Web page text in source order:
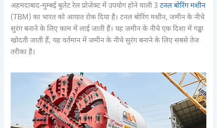
अहमदाबाद-मुम्बई बुलेट रेल प्रोजेक्ट में उपयोग होने वाली 3टनल बोरिंग मशीन
(TBM) का भारत को आयात रोक दिया है। टनल बोरिंग मशीन, जमीन के नीचे
सुरंग बनाने के लिए काम में लाई जाती हैं। यह जमीन के नीचे एक दिशा में गड्ढा
खोदती जाती हैं, यह वर्तमान में जमीन के नीचे सुरंग बनाने के लिए सबसे तेज
तरीका है।